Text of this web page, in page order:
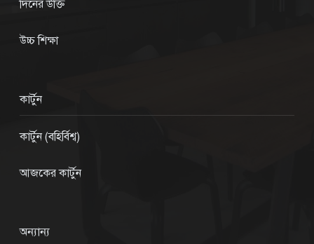
দিনের উক্তি
উচ্চ শিক্ষা
কার্টুন
কার্টুন (বহির্বিশ্ব)
আজকের কার্টুন
অন্যান্য